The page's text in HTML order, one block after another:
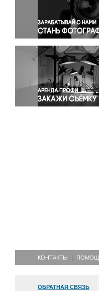
Правосудие
Происшествия и
Религия
Светская жизнь
Спорт
Экология
Экономика и
КОНТАКТЫ
ОБРАТНАЯ СВЯЗЬ